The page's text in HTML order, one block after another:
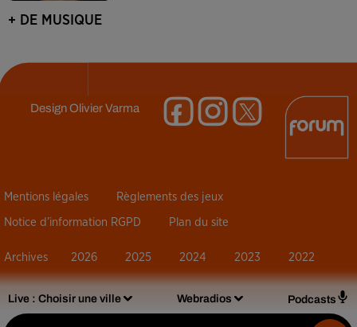
Live : Choisir une ville Webradios Podcasts
+ DE MUSIQUE
DesignOlivier Varma
Mentions légales Règlements des jeux
Notice d’information RGPD Plan du site
Archives 2026 2025 2024 2023 2022